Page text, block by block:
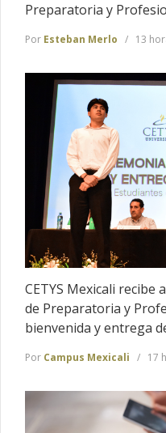
Preparatoria y
Por Esteban Merlo 13
CETYS Mexicali recibe
de Preparatoria y
bienvenida y entrega
Por Campus Mexicali 17